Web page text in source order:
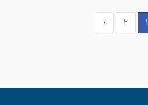
1
2
›